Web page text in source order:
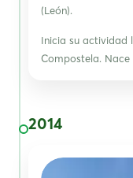
(León).
Inicia su actividad
Compostela. Nace
2014